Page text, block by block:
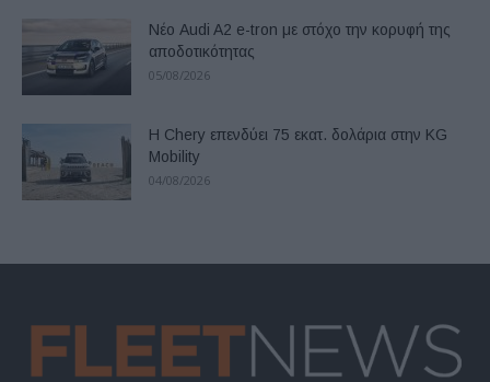
Νέο Audi A2 e-tron με στόχο την κορυφή της
αποδοτικότητας
05/08/2026
Η Chery επενδύει 75 εκατ. δολάρια στην KG
Mobility
04/08/2026